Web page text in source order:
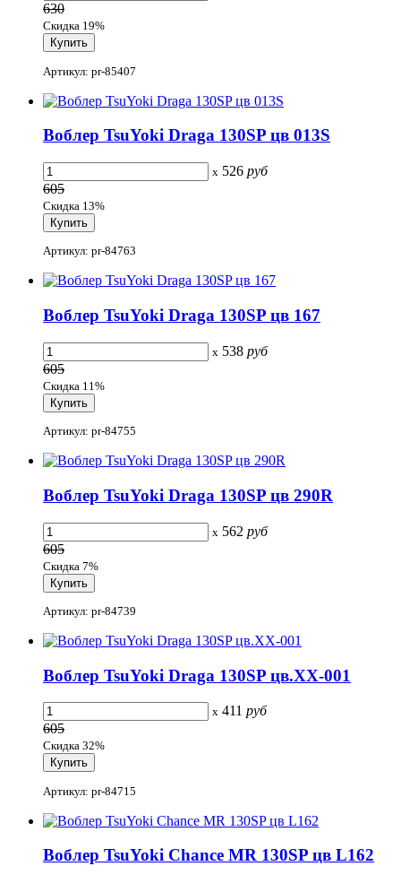
630
Скидка 19%
Артикул: pr-85407
Воблер TsuYoki Draga 130SP цв 013S
x 526 руб
605
Скидка 13%
Артикул: pr-84763
Воблер TsuYoki Draga 130SP цв 167
x 538 руб
605
Скидка 11%
Артикул: pr-84755
Воблер TsuYoki Draga 130SP цв 290R
x 562 руб
605
Скидка 7%
Артикул: pr-84739
Воблер TsuYoki Draga 130SP цв.XX-001
x 411 руб
605
Скидка 32%
Артикул: pr-84715
Воблер TsuYoki Chance MR 130SP цв L162